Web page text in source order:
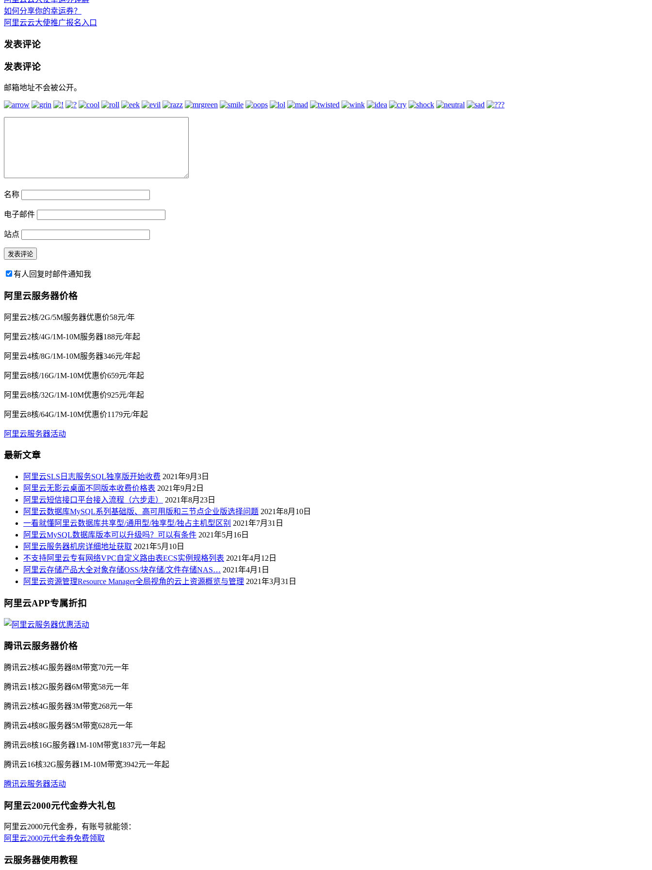
如何分享你的幸运券？
阿里云云大使推广报名入口
发表评论
发表评论
邮箱地址不会被公开。
名称
电子邮件
站点
有人回复时邮件通知我
阿里云服务器价格
阿里云2核/2G/5M服务器优惠价58元/年
阿里云2核/4G/1M-10M服务器188元/年起
阿里云4核/8G/1M-10M服务器346元/年起
阿里云8核/16G/1M-10M优惠价659元/年起
阿里云8核/32G/1M-10M优惠价925元/年起
阿里云8核/64G/1M-10M优惠价1179元/年起
阿里云服务器活动
最新文章
阿里云SLS日志服务SQL独享版开始收费 2021年9月3日
阿里云无影云桌面不同版本收费价格表 2021年9月2日
阿里云短信接口平台接入流程（六步走）
2021年8月23日
阿里云数据库MySQL系列基础版、高可用版和三节点企业版选择问题 2021年8月10日
一看就懂阿里云数据库共享型/通用型/独享型/独占主机型区别 2021年7月31日
阿里云MySQL数据库版本可以升级吗？可以有条件 2021年5月16日
阿里云服务器机房详细地址获取 2021年5月10日
不支持阿里云专有网络VPC自定义路由表ECS实例规格列表 2021年4月12日
阿里云存储产品大全对象存储OSS/块存储/文件存储NAS… 2021年4月1日
阿里云资源管理Resource Manager全局视角的云上资源概览与管理 2021年3月31日
阿里云APP专属折扣
腾讯云服务器价格
腾讯云2核4G服务器8M带宽70元一年
腾讯云1核2G服务器6M带宽58元一年
腾讯云2核4G服务器3M带宽268元一年
腾讯云4核8G服务器5M带宽628元一年
腾讯云8核16G服务器1M-10M带宽1837元一年起
腾讯云16核32G服务器1M-10M带宽3942元一年起
腾讯云服务器活动
阿里云2000元代金券大礼包
阿里云2000元代金券，有账号就能领：
阿里云2000元代金券免费领取
云服务器使用教程